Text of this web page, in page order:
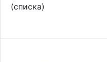
(списка)